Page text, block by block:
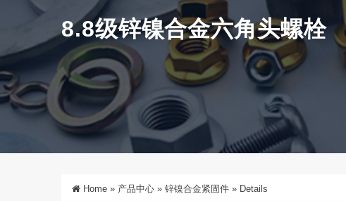
8.8级锌镍合金六角头螺栓
Home » 产品中心 » 锌镍合金紧固件 » Details